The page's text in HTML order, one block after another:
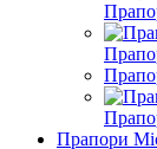
Прапори